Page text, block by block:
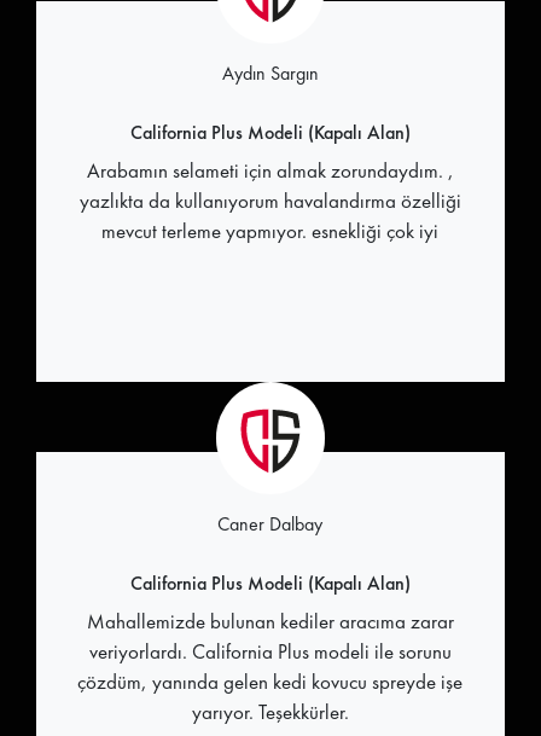
Aydın Sargın
California Plus Modeli (Kapalı Alan)
Arabamın selameti için almak zorundaydım. ,
yazlıkta da kullanıyorum havalandırma özelliği
mevcut terleme yapmıyor. esnekliği çok iyi
Caner Dalbay
California Plus Modeli (Kapalı Alan)
Mahallemizde bulunan kediler aracıma zarar
veriyorlardı. California Plus modeli ile sorunu
çözdüm, yanında gelen kedi kovucu spreyde işe
yarıyor. Teşekkürler.